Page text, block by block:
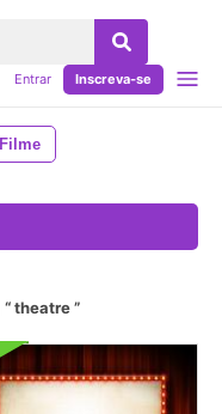
Entrar Inscreva-se
Filme
theatre